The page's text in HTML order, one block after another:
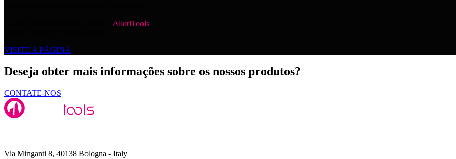
AlloriTools
VISITE A PÁGINA
Deseja obter mais informações sobre os nossos produtos?
CONTATE-NOS
Via Minganti 8, 40138 Bologna - Italy